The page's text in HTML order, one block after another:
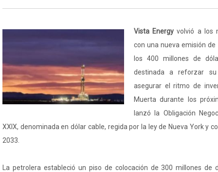
Vista Energy volvió a los
con una nueva emisión
los 400 millones de
destinada a reforzar
asegurar el ritmo de
Muerta durante los
lanzó la Obligación
XXIX, denominada en dólar cable, regida por la ley de Nueva York y
2033.
La petrolera estableció un piso de colocación de 300 millones de